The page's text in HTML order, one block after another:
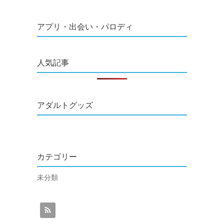
アプリ・出会い・パロディ
人気記事
アダルトグッズ
カテゴリー
未分類